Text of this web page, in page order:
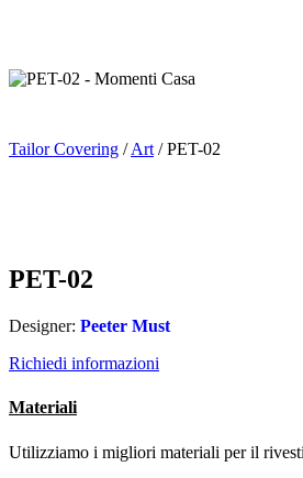
Tailor Covering /Art / PET-02
PET-02
Designer: Peeter Must
Richiedi informazioni
Materiali
Utilizziamo i migliori materiali per il